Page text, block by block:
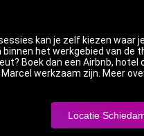
kan je zelf kiezen waar
binnen het werkgebied van
Boek dan een Airbnb,
werkzaam zijn. Meer
Locatie